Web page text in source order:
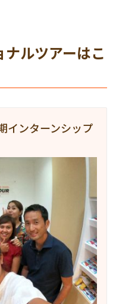
ナルツアーはこ
インターンシップ